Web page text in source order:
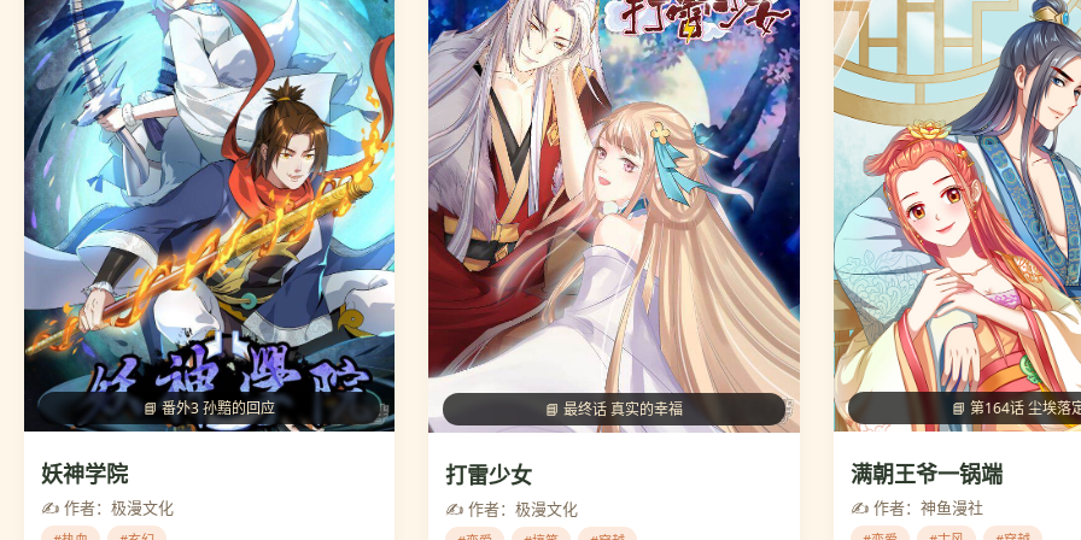
📘 番外3 孙黯的回应
妖神学院
✍️ 作者：极漫文化
📘 最终话 真实的幸福
打雷少女
✍️ 作者：极漫文化
📘 第164话 尘埃落
满朝王爷一锅端
✍️ 作者：神鱼漫社